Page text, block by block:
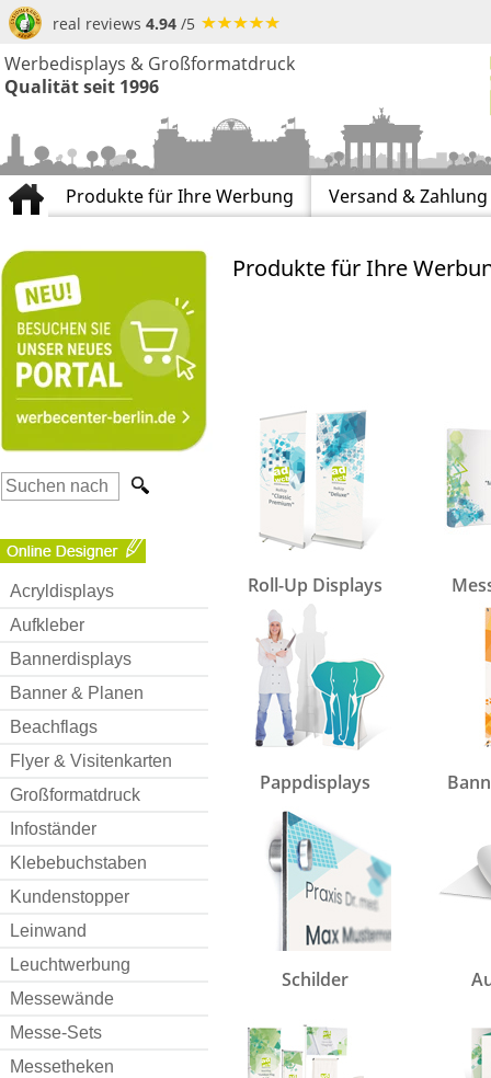
real reviews 4.94 /5
Werbedisplays & Großformatdruck
Qualität seit 1996
Produkte für Ihre Werbung Versand & Zahlung
Acryldisplays
Aufkleber
Bannerdisplays
Banner & Planen
Beachflags
Flyer & Visitenkarten
Großformatdruck
Infoständer
Klebebuchstaben
Kundenstopper
Leinwand
Leuchtwerbung
Messewände
Messe-Sets
Messetheken
Produkte für Ihre
Roll-Up Displays
Pappdisplays
Schilder